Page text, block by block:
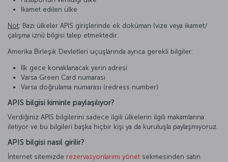
İkamet edilen ülke
Not: Bazı ülkeler APIS girişlerinde ek doküman (vize veya ikamet/
çalışma izni) bilgisi talep etmektedir.
Amerika Birleşik Devletleri uçuşlarında ayrıca gerekli bilgiler:
İlk gece konaklanacak yerin adresi
Varsa Green Card numarası
Varsa doğrulama numarası (redress number)
APIS bilgisi kiminle paylaşılıyor?
Verdiğiniz APIS bilgilerini sadece ilgili ülkelerin ilgili makamlarına
iletiyor ve bu bilgileri başka hiçbir kişi ya da kuruluşla paylaşmıyoruz.
APIS bilgisi nasıl girilir?
İnternet sitemizde rezervasyonlarımı yönet sekmesinden satın